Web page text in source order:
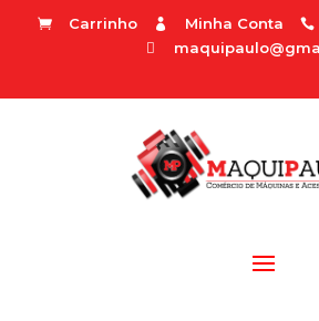
 Carrinho  Minha Conta 
